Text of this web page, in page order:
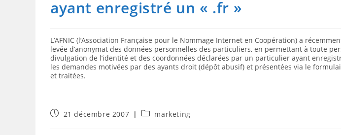
ayant enregistré un « .fr »
L’AFNIC (l’Association Française pour le Nommage Internet en Coopération) a
levée d’anonymat des données personnelles des particuliers, en permettant à toute
divulgation de l’identité et des coordonnées déclarées par un particulier ayant
les demandes motivées par des ayants droit (dépôt abusif) et présentées via le
et traitées.
Publication
21 décembre 2007
Postmarketing